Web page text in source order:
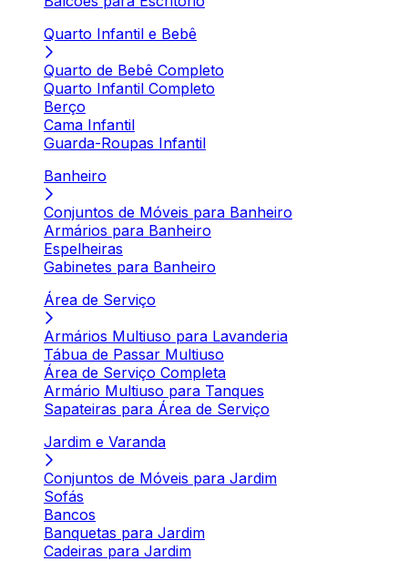
Quarto Infantil e Bebê
Quarto de Bebê Completo
Quarto Infantil Completo
Berço
Cama Infantil
Guarda-Roupas Infantil
Banheiro
Conjuntos de Móveis para Banheiro
Armários para Banheiro
Espelheiras
Gabinetes para Banheiro
Área de Serviço
Armários Multiuso para Lavanderia
Tábua de Passar Multiuso
Área de Serviço Completa
Armário Multiuso para Tanques
Sapateiras para Área de Serviço
Jardim e Varanda
Conjuntos de Móveis para Jardim
Sofás
Bancos
Banquetas para Jardim
Cadeiras para Jardim